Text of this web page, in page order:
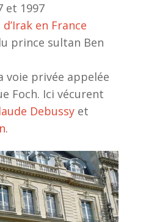
et 1997
en France
prince sultan Ben
voie privée appelée
Foch. Ici vécurent
Debussyet
.